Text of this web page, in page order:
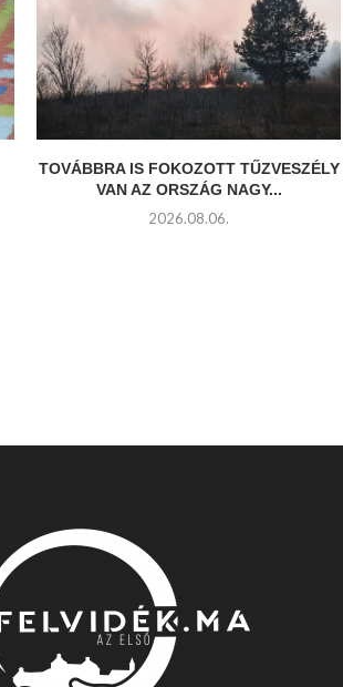
TOVÁBBRA IS FOKOZOTT TŰZVESZÉLY
VAN AZ ORSZÁG NAGY...
2026.08.06.